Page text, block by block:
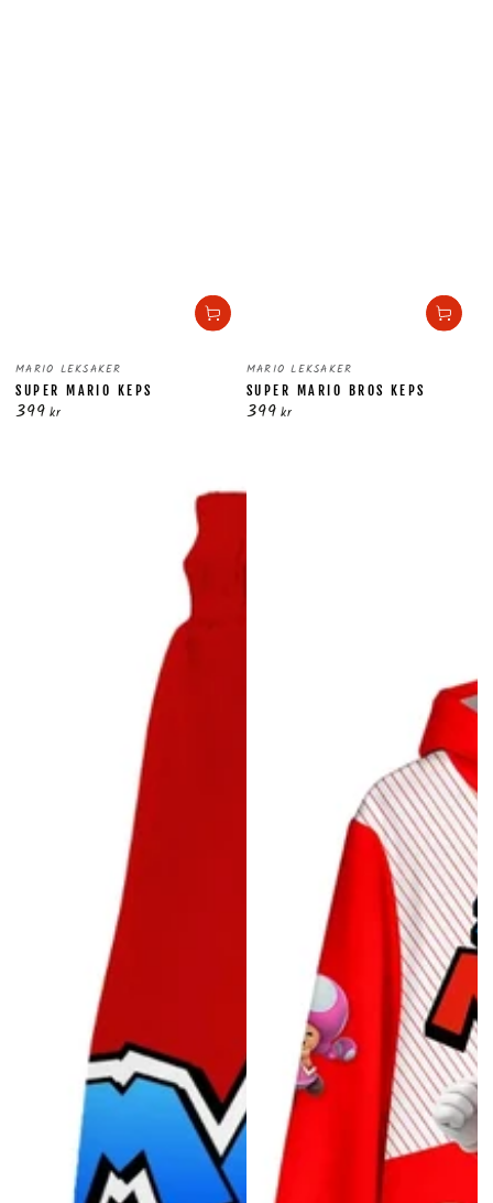
Säljare:
MARIO LEKSAKER
SUPER MARIO KEPS
Ordinarie
399 kr
Säljare:
MARIO LEKSAKER
SUPER MARIO BROS KEPS
Ordinarie
399 kr